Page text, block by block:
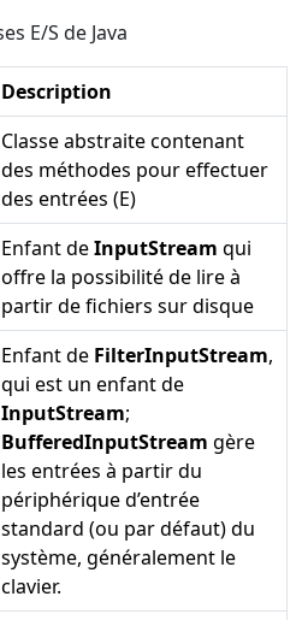
Description
Classe abstraite contenant
des méthodes pour effectuer
des entrées (E)
Enfant deInputStream qui
offre la possibilité de lire à
partir de fichiers sur disque
Enfant de FilterInputStream,
qui est un enfant de
InputStream;
BufferedInputStream gère
les entrées à partir du
périphérique d’entrée
standard (ou par défaut) du
système, généralement le
clavier.